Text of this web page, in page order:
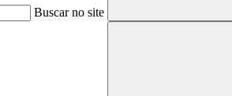
Buscar no site